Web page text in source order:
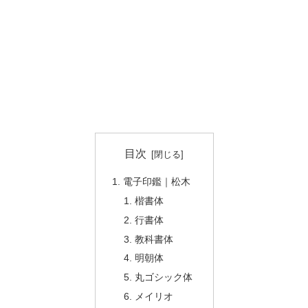
目次
電子印鑑｜松木
楷書体
行書体
教科書体
明朝体
丸ゴシック体
メイリオ